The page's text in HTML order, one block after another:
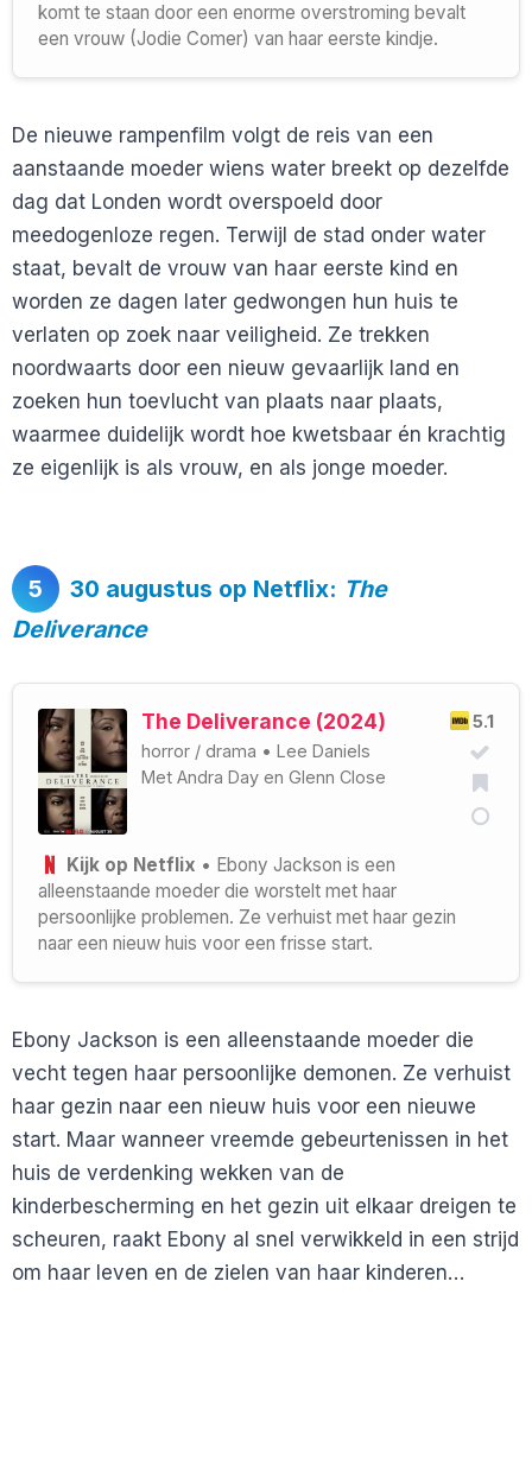
komt te staan door een enorme overstroming bevalt
een vrouw (Jodie Comer) van haar eerste kindje.
De nieuwe rampenfilm volgt de reis van een
aanstaande moeder wiens water breekt op dezelfde
dag dat Londen wordt overspoeld door
meedogenloze regen. Terwijl de stad onder water
staat, bevalt de vrouw van haar eerste kind en
worden ze dagen later gedwongen hun huis te
verlaten op zoek naar veiligheid. Ze trekken
noordwaarts door een nieuw gevaarlijk land en
zoeken hun toevlucht van plaats naar plaats,
waarmee duidelijk wordt hoe kwetsbaar én krachtig
ze eigenlijk is als vrouw, en als jonge moeder.
5 30 augustus op Netflix: The
Deliverance
5.1
The Deliverance (2024)
horror / drama • Lee Daniels
Met Andra Day en Glenn Close
Kijk op Netflix • Ebony Jackson is een
alleenstaande moeder die worstelt met haar
persoonlijke problemen. Ze verhuist met haar gezin
naar een nieuw huis voor een frisse start.
Ebony Jackson is een alleenstaande moeder die
vecht tegen haar persoonlijke demonen. Ze verhuist
haar gezin naar een nieuw huis voor een nieuwe
start. Maar wanneer vreemde gebeurtenissen in het
huis de verdenking wekken van de
kinderbescherming en het gezin uit elkaar dreigen te
scheuren, raakt Ebony al snel verwikkeld in een strijd
om haar leven en de zielen van haar kinderen…